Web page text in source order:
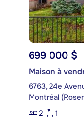
699 000 $
Maison à
6763, 24e
Montréal
2
1